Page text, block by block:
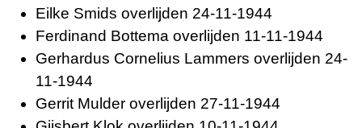
Eilke Smids overlijden 24-11-1944
Ferdinand Bottema overlijden 11-11-1944
Gerhardus Cornelius Lammers overlijden 24-
11-1944
Gerrit Mulder overlijden 27-11-1944